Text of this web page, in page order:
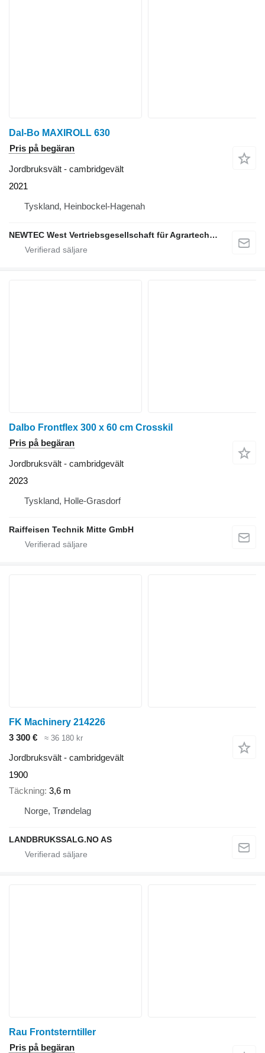
Dal-Bo MAXIROLL 630
Pris på begäran
Jordbruksvält - cambridgevält
2021
Tyskland, Heinbockel-Hagenah
NEWTEC West Vertriebsgesellschaft für Agrartechnik mbH
Dalbo Frontflex 300 x 60 cm Crosskil
Pris på begäran
Jordbruksvält - cambridgevält
2023
Tyskland, Holle-Grasdorf
Raiffeisen Technik Mitte GmbH
FK Machinery 214226
3 300 €
≈ 36 180 kr
Jordbruksvält - cambridgevält
1900
Täckning 3,6 m
Norge, Trøndelag
LANDBRUKSSALG.NO AS
Rau Frontsterntiller
Pris på begäran